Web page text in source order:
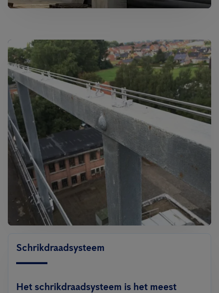
Schrikdraadsysteem
Het schrikdraadsysteem is het meest